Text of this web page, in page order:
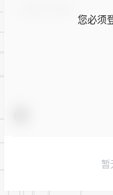
您必须
暂